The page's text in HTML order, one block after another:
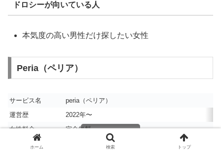
ドロシーが向いている人
本気度の高い男性だけ探したい女性
Peria（ペリア）
サービス名
peria（ペリア）
運営歴
2022年〜
女性料金
完全無料
男性料金 （税込）
1ヶ月プラン：8,800円/月 3ヶ月プラン：7,000円/月
ホーム 検索 トップ